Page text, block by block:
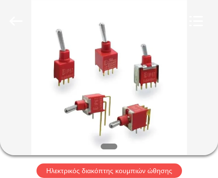
ΠΡΟΪΌΝΤΑ
ΕΜΦΆΝΙΣΗ
VR
Ηλεκτρικός διακόπτης κουμπιών ώθησης